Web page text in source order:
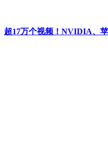
超17万个视频！NVIDIA、